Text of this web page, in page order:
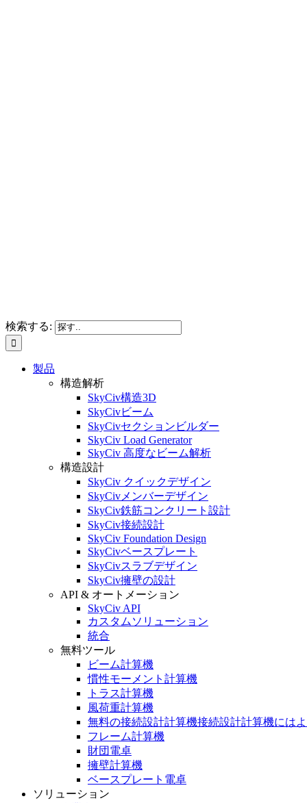
検索する:
製品
構造解析
SkyCiv構造3D
SkyCivビーム
SkyCivセクションビルダー
SkyCiv Load Generator
SkyCiv 高度なビーム解析
構造設計
SkyCiv クイックデザイン
SkyCivメンバーデザイン
SkyCiv鉄筋コンクリート設計
SkyCiv接続設計
SkyCiv Foundation Design
SkyCivベースプレート
SkyCivスラブデザイン
SkyCiv擁壁の設計
API & オートメーション
SkyCiv API
カスタムソリューション
統合
無料ツール
ビーム計算機
慣性モーメント計算機
トラス計算機
風荷重計算機
無料の接続設計計算機接続設計計算機には
フレーム計算機
財団電卓
擁壁計算機
ベースプレート電卓
ソリューション